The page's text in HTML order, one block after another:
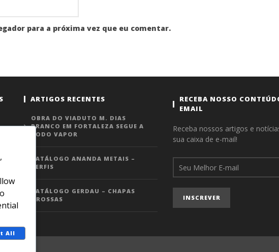
para a próxima vez que eu comentar.
ARTIGOS RECENTES
OBRA DO VIADUTO M. DIAS
BRANCO EM FORTALEZA SEGUE A
TODO VAPOR
CATÁLOGO ANANDA METAIS –
PERFIS
CATÁLOGO GERDAU – CHAPAS
GROSSAS
RECEBA NOSSO
EMAIL
Receba nossos artigos e
sua caixa de e-mail!
All